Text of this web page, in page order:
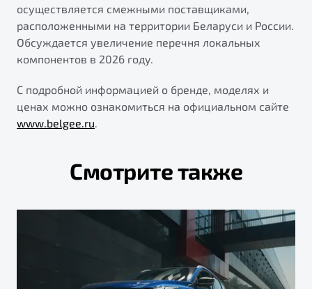
осуществляется смежными поставщиками,
расположенными на территории Беларуси и России.
Обсуждается увеличение перечня локальных
компонентов в 2026 году.
С подробной информацией о бренде, моделях и
ценах можно ознакомиться на официальном сайте
www.belgee.ru.
Смотрите также